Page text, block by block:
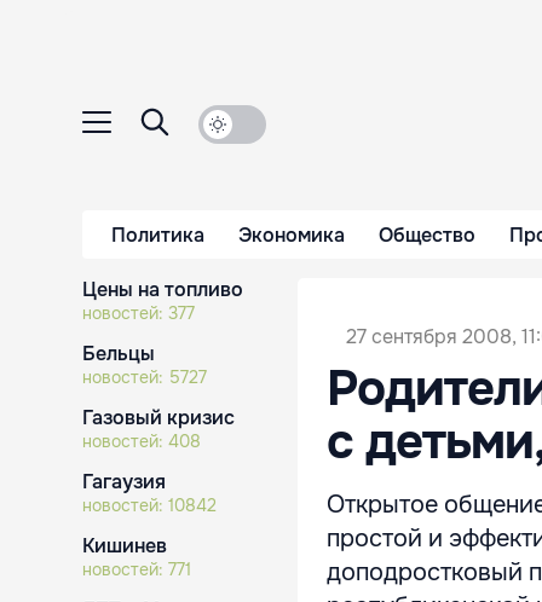
Политика Экономика Общество
Цены на топливо
новостей: 377
Бельцы
новостей: 5727
Газовый кризис
новостей: 408
Гагаузия
новостей: 10842
Кишинев
новостей: 771
27 сентября 2008,
с
Открытое
простой и
доподростковый